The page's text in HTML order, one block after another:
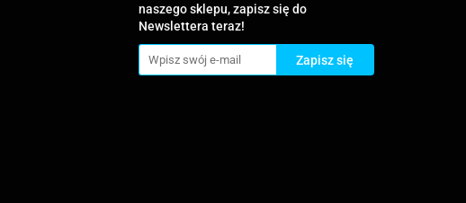
naszego sklepu, zapisz się do
Newslettera teraz!